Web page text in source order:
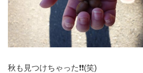
秋も見つけちゃった❗❗(笑)